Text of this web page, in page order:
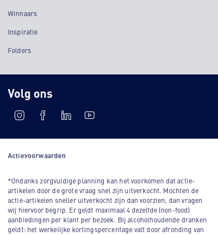
Winnaars
Inspiratie
Folders
Volg ons
Actievoorwaarden
*Ondanks zorgvuldige planning kan het voorkomen dat actie-
artikelen door de grote vraag snel zijn uitverkocht. Mochten de
actie-artikelen sneller uitverkocht zijn dan voorzien, dan vragen
wij hiervoor begrip. Er geldt maximaal 4 dezelfde (non-food)
aanbiedingen per klant per bezoek. Bij alcoholhoudende dranken
geldt: het werkelijke kortingspercentage valt door afronding van